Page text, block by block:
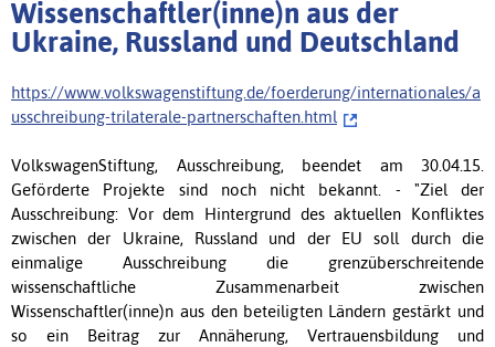
Wissenschaftler(inne)n aus der
Ukraine, Russland und Deutschland
https://www.volkswagenstiftung.de/foerderung/internationales/a
usschreibung-trilaterale-partnerschaften.html
VolkswagenStiftung, Ausschreibung, beendet am 30.04.15.
Geförderte Projekte sind noch nicht bekannt. - "Ziel der
Ausschreibung: Vor dem Hintergrund des aktuellen Konfliktes
zwischen der Ukraine, Russland und der EU soll durch die
einmalige Ausschreibung die grenzüberschreitende
wissenschaftliche Zusammenarbeit zwischen
Wissenschaftler(inne)n aus den beteiligten Ländern gestärkt und
so ein Beitrag zur Annäherung, Vertrauensbildung und